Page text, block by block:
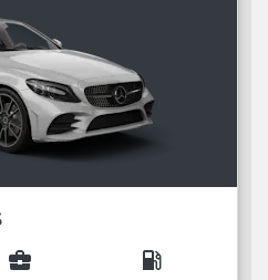
business_center local_gas_station